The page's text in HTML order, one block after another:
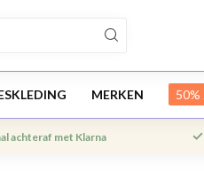
MERKEN
achteraf met Klarna